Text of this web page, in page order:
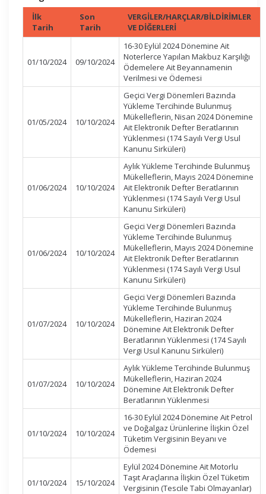
İlk
Tarih
Son
Tarih
VERGİLER/HARÇLAR/BİLDİRİMLER
VE DİĞERLERİ
01/10/2024 09/10/2024
16-30 Eylül 2024 Dönemine Ait
Noterlerce Yapılan Makbuz Karşılığı
Ödemelere Ait Beyannamenin
Verilmesi ve Ödemesi
01/05/2024 10/10/2024
Geçici Vergi Dönemleri Bazında
Yükleme Tercihinde Bulunmuş
Mükelleflerin, Nisan 2024 Dönemine
Ait Elektronik Defter Beratlarının
Yüklenmesi (174 Sayılı Vergi Usul
Kanunu Sirküleri)
01/06/2024 10/10/2024
Aylık Yükleme Tercihinde Bulunmuş
Mükelleflerin, Mayıs 2024 Dönemine
Ait Elektronik Defter Beratlarının
Yüklenmesi (174 Sayılı Vergi Usul
Kanunu Sirküleri)
01/06/2024 10/10/2024
Geçici Vergi Dönemleri Bazında
Yükleme Tercihinde Bulunmuş
Mükelleflerin, Mayıs 2024 Dönemine
Ait Elektronik Defter Beratlarının
Yüklenmesi (174 Sayılı Vergi Usul
Kanunu Sirküleri)
01/07/2024 10/10/2024
Geçici Vergi Dönemleri Bazında
Yükleme Tercihinde Bulunmuş
Mükelleflerin, Haziran 2024
Dönemine Ait Elektronik Defter
Beratlarının Yüklenmesi (174 Sayılı
Vergi Usul Kanunu Sirküleri)
01/07/2024 10/10/2024
Aylık Yükleme Tercihinde Bulunmuş
Mükelleflerin, Haziran 2024
Dönemine Ait Elektronik Defter
Beratlarının Yüklenmesi
01/10/2024 10/10/2024
16-30 Eylül 2024 Dönemine Ait Petrol
ve Doğalgaz Ürünlerine İlişkin Özel
Tüketim Vergisinin Beyanı ve
Ödemesi
01/10/2024 15/10/2024
Eylül 2024 Dönemine Ait Motorlu
Taşıt Araçlarına İlişkin Özel Tüketim
Vergisinin (Tescile Tabi Olmayanlar)